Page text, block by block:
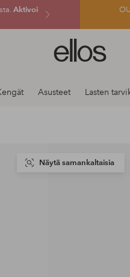
Aktivoi
Ellos-
logo
siirry
Asusteet Lasten
Näytä samankaltaisia